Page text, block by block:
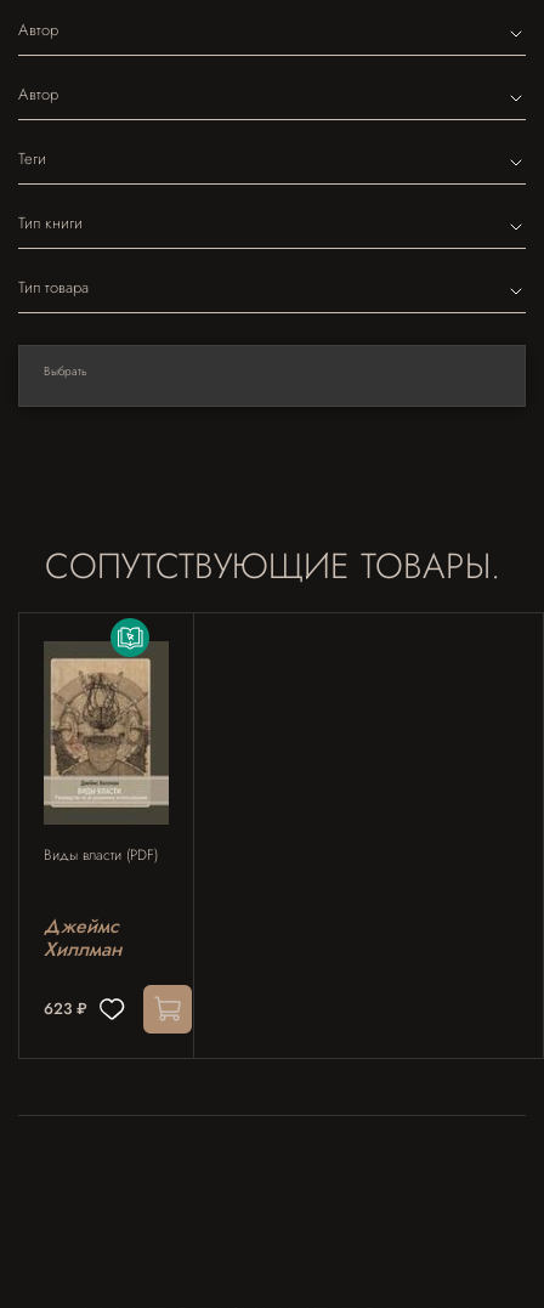
Автор
Автор
Теги
Тип книги
Тип товара
Выбрать
СОПУТСТВУЮЩИЕ ТОВАРЫ.
Виды власти (PDF)
Джеймс
Хиллман
623 ₽